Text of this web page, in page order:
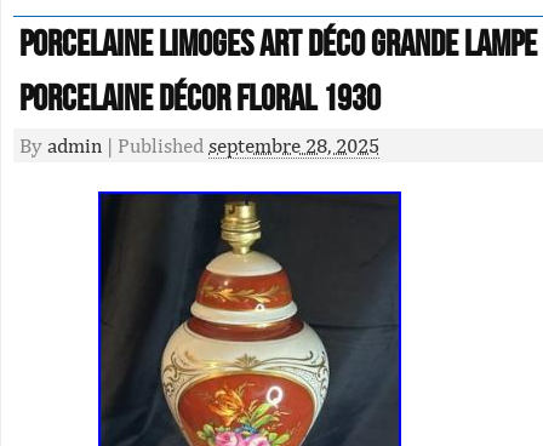
Porcelaine Limoges Art Déco Grande
porcelaine Décor floral 1930
By admin | Published septembre 28, 2025